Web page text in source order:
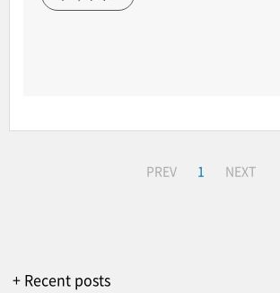
PREV 1 NEXT
+ Recent posts